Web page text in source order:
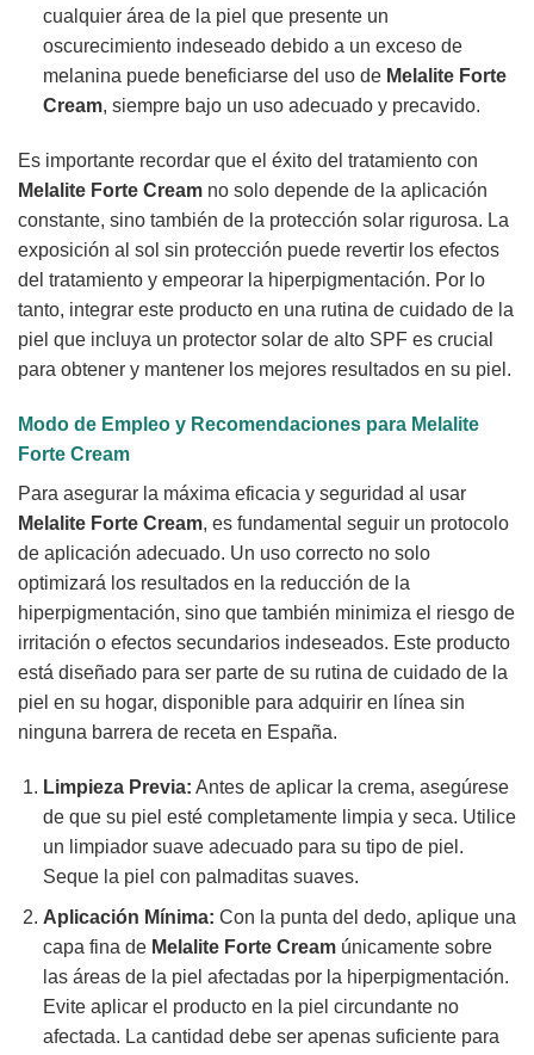
cualquier área de la piel que presente un
oscurecimiento indeseado debido a un exceso de
melanina puede beneficiarse del uso de Melalite Forte
Cream, siempre bajo un uso adecuado y precavido.
Es importante recordar que el éxito del tratamiento con
Melalite Forte Cream no solo depende de la aplicación
constante, sino también de la protección solar rigurosa. La
exposición al sol sin protección puede revertir los efectos
del tratamiento y empeorar la hiperpigmentación. Por lo
tanto, integrar este producto en una rutina de cuidado de la
piel que incluya un protector solar de alto SPF es crucial
para obtener y mantener los mejores resultados en su piel.
Modo de Empleo y Recomendaciones para Melalite
Forte Cream
Para asegurar la máxima eficacia y seguridad al usar
Melalite Forte Cream, es fundamental seguir un protocolo
de aplicación adecuado. Un uso correcto no solo
optimizará los resultados en la reducción de la
hiperpigmentación, sino que también minimiza el riesgo de
irritación o efectos secundarios indeseados. Este producto
está diseñado para ser parte de su rutina de cuidado de la
piel en su hogar, disponible para adquirir en línea sin
ninguna barrera de receta en España.
Limpieza Previa: Antes de aplicar la crema, asegúrese
de que su piel esté completamente limpia y seca. Utilice
un limpiador suave adecuado para su tipo de piel.
Seque la piel con palmaditas suaves.
Aplicación Mínima: Con la punta del dedo, aplique una
capa fina de Melalite Forte Creamúnicamente sobre
las áreas de la piel afectadas por la hiperpigmentación.
Evite aplicar el producto en la piel circundante no
afectada. La cantidad debe ser apenas suficiente para